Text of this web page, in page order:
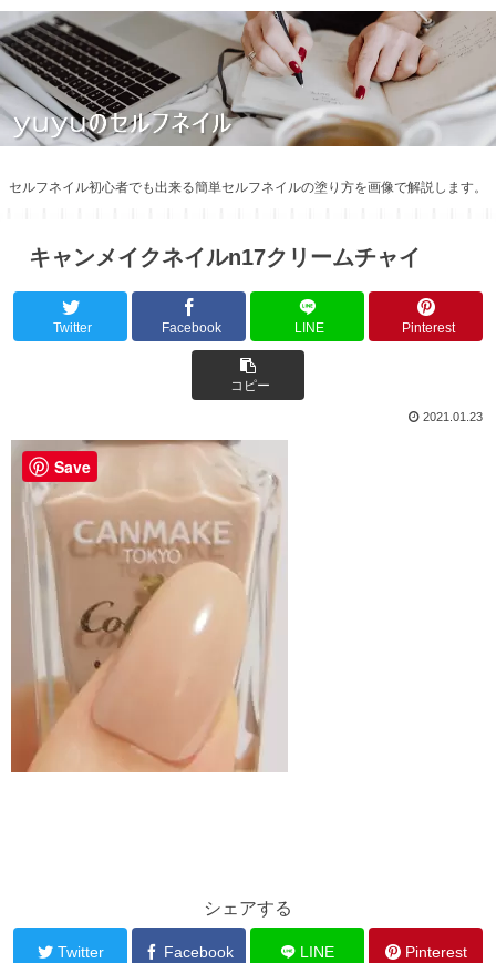
セルフネイル初心者でも出来る簡単セルフネイルの塗り方を画像で解説します。
キャンメイクネイルn17クリームチャイ
Twitter Facebook LINE Pinterest
コピー
2021.01.23
シェアする
Twitter Facebook LINE Pinterest
Save